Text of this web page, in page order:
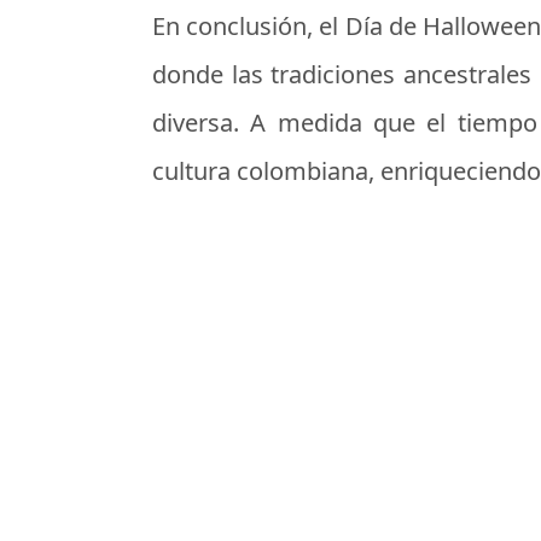
En conclusión, el Día de
donde las tradiciones
diversa. A medida que el
cultura colombiana,